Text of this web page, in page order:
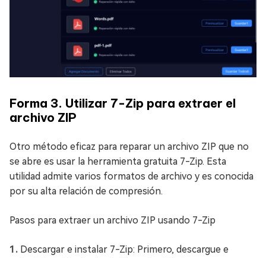
Forma 3. Utilizar 7-Zip para extraer el
archivo ZIP
Otro método eficaz para reparar un archivo ZIP que no
se abre es usar la herramienta gratuita 7-Zip. Esta
utilidad admite varios formatos de archivo y es conocida
por su alta relación de compresión.
Pasos para extraer un archivo ZIP usando 7-Zip
Descargar e instalar 7-Zip: Primero, descargue e